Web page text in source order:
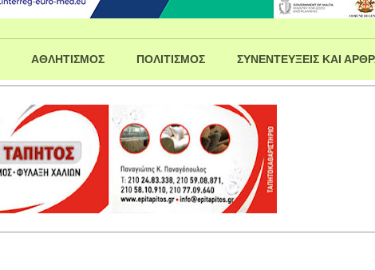
ΑΘΛΗΤΙΣΜΟΣ ΠΟΛΙΤΙΣΜΟΣ ΣΥΝΕΝΤΕΥΞΕΙΣ ΚΑΙ